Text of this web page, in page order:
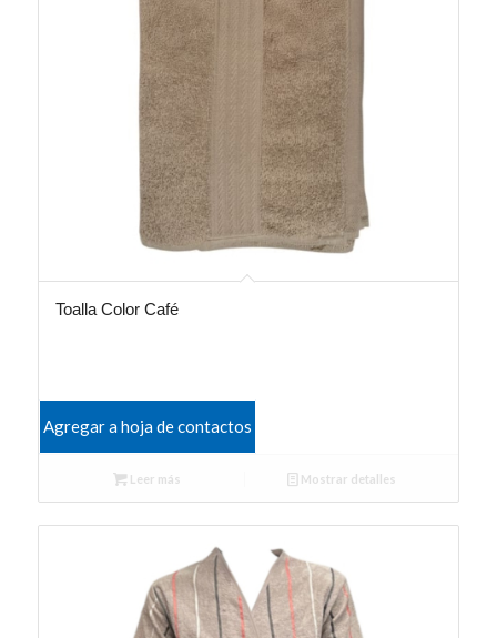
Toalla Color Café
Agregar a hoja de contactos
Leer más Mostrar detalles